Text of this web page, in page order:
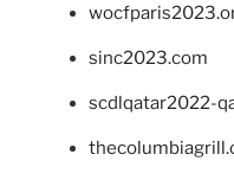
sinc2023.com
scdlqatar2022-